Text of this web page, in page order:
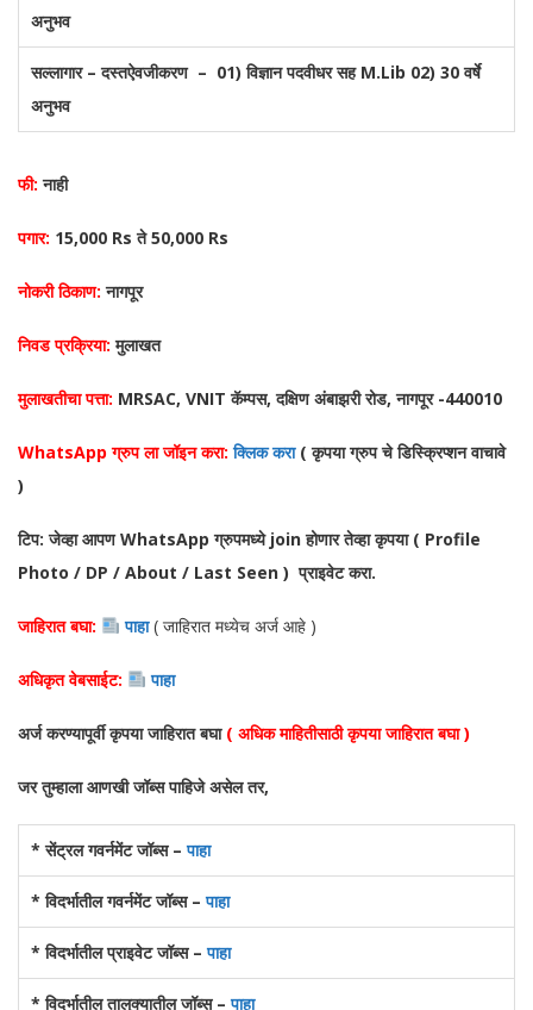
अनुभव
सल्लागार – दस्तऐवजीकरण – 01) विज्ञान पदवीधर सह M.Lib 02) 30 वर्षे
अनुभव
फी: नाही
पगार: 15,000 Rs ते 50,000 Rs
नोकरी ठिकाण: नागपूर
निवड प्रक्रिया: मुलाखत
मुलाखतीचा पत्ता: MRSAC, VNIT कॅम्पस, दक्षिण अंबाझरी रोड, नागपूर -440010
WhatsApp ग्रुप ला जॉइन करा: क्लिक करा ( कृपया ग्रुप चे डिस्क्रिप्शन वाचावे
)
टिप: जेव्हा आपण WhatsApp ग्रुपमध्ये join होणार तेव्हा कृपया ( Profile
Photo / DP / About / Last Seen ) प्राइवेट करा.
जाहिरात बघा: पाहा( जाहिरात मध्येच अर्ज आहे )
अधिकृत वेबसाईट: पाहा
अर्ज करण्यापूर्वी कृपया जाहिरात बघा ( अधिक माहितीसाठी कृपया जाहिरात बघा )
जर तुम्हाला आणखी जॉब्स पाहिजे असेल तर,
* सेंट्रल गवर्नमेंट जॉब्स –पाहा
* विदर्भातील गवर्नमेंट जॉब्स –पाहा
* विदर्भातील प्राइवेट जॉब्स –पाहा
* विदर्भातील तालुक्यातील जॉब्स –पाहा